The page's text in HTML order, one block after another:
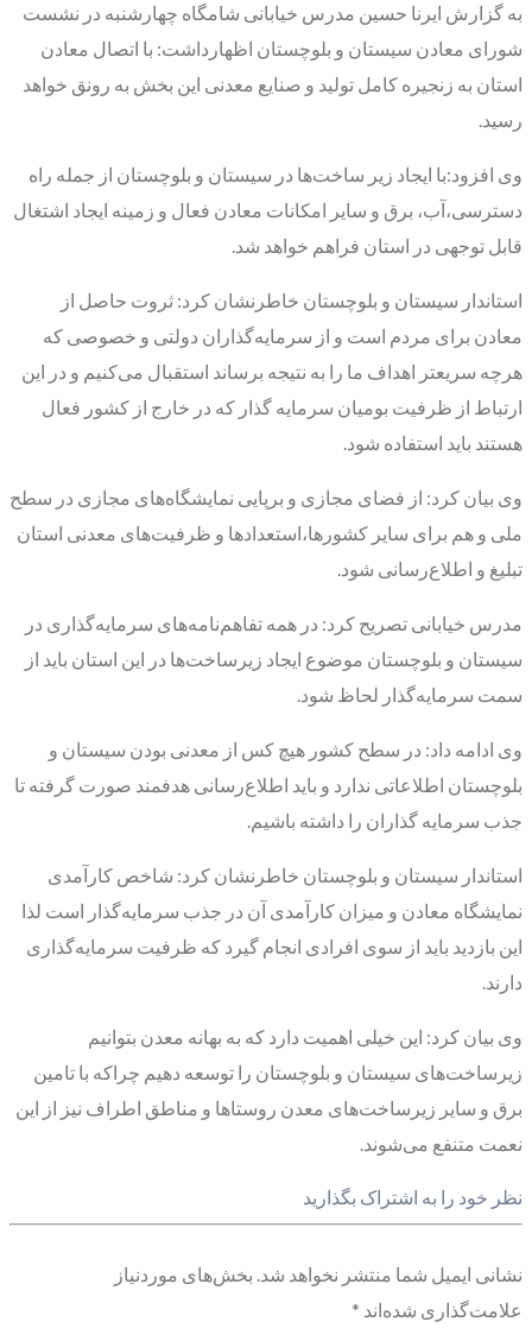
به گزارش ایرنا حسین مدرس خیابانی شامگاه چهارشنبه در نشست
شورای معادن سیستان و بلوچستان اظهارداشت: با اتصال معادن
استان به زنجیره کامل تولید و صنایع معدنی این بخش به رونق خواهد
رسید.
وی افزود:با ایجاد زیر ساخت‌ها در سیستان و بلوچستان از جمله راه
دسترسی،آب، برق و سایر امکانات معادن فعال و زمینه ایجاد اشتغال
قابل توجهی در استان فراهم خواهد شد.
استاندار سیستان و بلوچستان خاطرنشان کرد: ثروت حاصل از
معادن برای مردم است و از سرمایه‌گذاران دولتی و خصوصی که
هرچه سریعتر اهداف ما را به نتیجه برساند استقبال می‌کنیم و در این
ارتباط از ظرفیت بومیان سرمایه گذار که در خارج از کشور فعال
هستند باید استفاده شود.
وی بیان کرد: از فضای مجازی و برپایی نمایشگاه‌های مجازی در سطح
ملی و هم برای سایر کشورها،استعدادها و ظرفیت‌های معدنی استان
تبلیغ و اطلاع‌رسانی شود.
مدرس خیابانی تصریح کرد: در همه تفاهم‌نامه‌های سرمایه‌گذاری در
سیستان و بلوچستان موضوع ایجاد زیرساخت‌ها در این استان باید از
سمت سرمایه‌گذار لحاظ شود.
وی ادامه داد: در سطح کشور هیچ کس از معدنی بودن سیستان و
بلوچستان اطلاعاتی ندارد و باید اطلاع‌رسانی هدفمند صورت گرفته تا
جذب سرمایه گذاران را داشته باشیم.
استاندار سیستان و بلوچستان خاطرنشان کرد: شاخص کارآمدی
نمایشگاه معادن و میزان کارآمدی آن در جذب سرمایه‌گذار است لذا
این بازدید باید از سوی افرادی انجام گیرد که ظرفیت سرمایه‌گذاری
دارند.
وی بیان کرد: این خیلی اهمیت دارد که به بهانه معدن بتوانیم
زیرساخت‌های سیستان و بلوچستان را توسعه دهیم چراکه با تامین
برق و سایر زیرساخت‌های معدن روستاها و مناطق اطراف نیز از این
نعمت متنفع می‌شوند.
نظر خود را به اشتراک بگذارید
نشانی ایمیل شما منتشر نخواهد شد. بخش‌های موردنیاز
علامت‌گذاری شده‌اند *